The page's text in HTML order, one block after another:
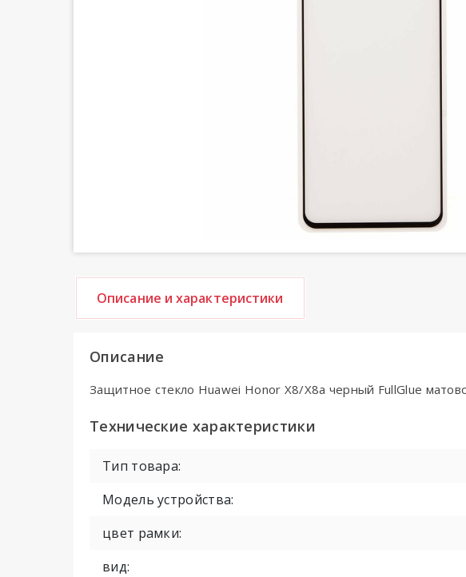
Описание и характеристики
Описание
Защитное стекло Huawei Honor X8/X8a черный FullGlue
Технические характеристики
Тип товара:
Модель устройства:
цвет рамки:
вид: